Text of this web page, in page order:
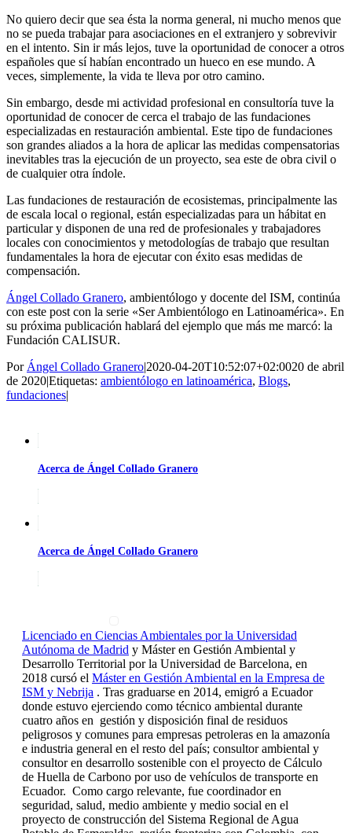
No quiero decir que sea ésta la norma general, ni mucho menos que
no se pueda trabajar para asociaciones en el extranjero y sobrevivir
en el intento. Sin ir más lejos, tuve la oportunidad de conocer a otros
españoles que sí habían encontrado un hueco en ese mundo. A
veces, simplemente, la vida te lleva por otro camino.
Sin embargo, desde mi actividad profesional en consultoría tuve la
oportunidad de conocer de cerca el trabajo de las fundaciones
especializadas en restauración ambiental. Este tipo de fundaciones
son grandes aliados a la hora de aplicar las medidas compensatorias
inevitables tras la ejecución de un proyecto, sea este de obra civil o
de cualquier otra índole.
Las fundaciones de restauración de ecosistemas, principalmente las
de escala local o regional, están especializadas para un hábitat en
particular y disponen de una red de profesionales y trabajadores
locales con conocimientos y metodologías de trabajo que resultan
fundamentales la hora de ejecutar con éxito esas medidas de
compensación.
Ángel Collado Granero, ambientólogo y docente del ISM, continúa
con este post con la serie «Ser Ambientólogo en Latinoamérica». En
su próxima publicación hablará del ejemplo que más me marcó: la
Fundación CALISUR.
Por Ángel Collado Granero|2020-04-20T10:52:07+02:0020 de abril
de 2020|Etiquetas: ambientólogo en latinoamérica, Blogs,
fundaciones|
Acerca de Ángel Collado Granero
Acerca de Ángel Collado Granero
Licenciado en Ciencias Ambientales por la Universidad
Autónoma de Madrid y Máster en Gestión Ambiental y
Desarrollo Territorial por la Universidad de Barcelona, en
2018 cursó el Máster en Gestión Ambiental en la Empresa de
ISM y Nebrija . Tras graduarse en 2014, emigró a Ecuador
donde estuvo ejerciendo como técnico ambiental durante
cuatro años en gestión y disposición final de residuos
peligrosos y comunes para empresas petroleras en la amazonía
e industria general en el resto del país; consultor ambiental y
consultor en desarrollo sostenible con el proyecto de Cálculo
de Huella de Carbono por uso de vehículos de transporte en
Ecuador. Como cargo relevante, fue coordinador en
seguridad, salud, medio ambiente y medio social en el
proyecto de construcción del Sistema Regional de Agua